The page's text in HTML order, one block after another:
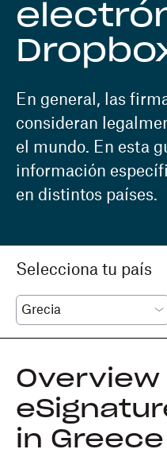
En general, las
consideran
el mundo. En esta
información
en distintos países.
Selecciona tu país
Overview
in Greece